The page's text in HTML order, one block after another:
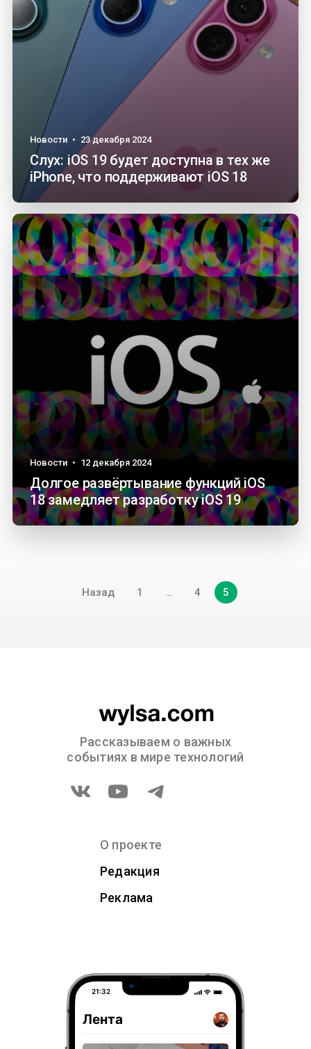
Новости • 23 декабря 2024
Слух: iOS 19 будет доступна в тех же
iPhone, что поддерживают iOS 18
Новости • 12 декабря 2024
Долгое развёртывание функций iOS
18 замедляет разработку iOS 19
Навигация
поНазад 1 … 4 5
Рассказываем о важных
событиях в мире технологий
О проекте
Редакция
Реклама
21:32
Лента